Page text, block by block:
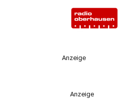
Anzeige
Anzeige